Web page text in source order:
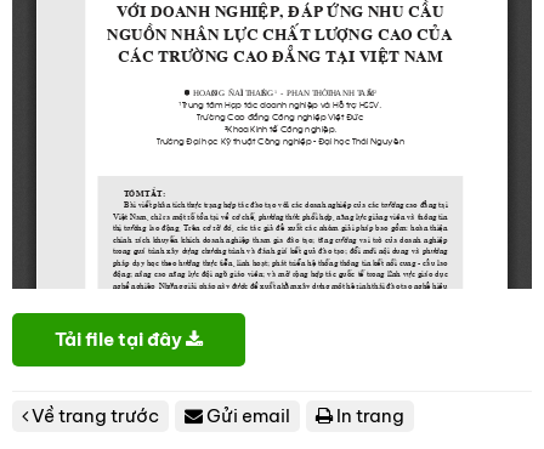
Tải file tại đây
Về trang trước Gửi email In trang